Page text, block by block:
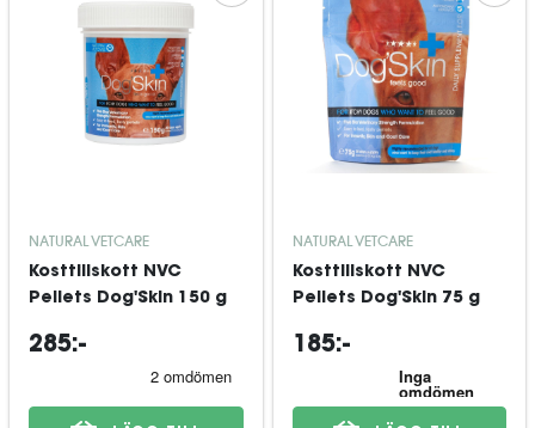
NATURAL VETCARE
Kosttillskott NVC
Pellets Dog'Skin 150 g
285:-
NATURAL VETCARE
Kosttillskott NVC
Pellets Dog'Skin 75 g
185:-